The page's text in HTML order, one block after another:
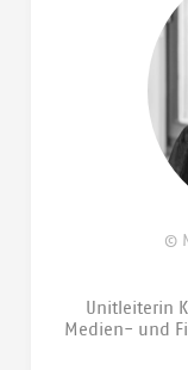
©
Unitleiterin
Medien- und